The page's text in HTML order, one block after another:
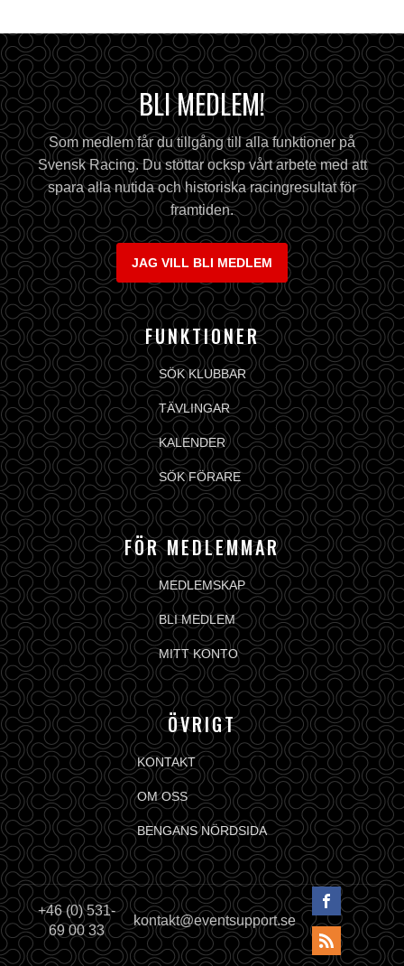
BLI MEDLEM!
Som medlem får du tillgång till alla funktioner på
Svensk Racing. Du stöttar ocksp vårt arbete med att
spara alla nutida och historiska racingresultat för
framtiden.
JAG VILL BLI MEDLEM
FUNKTIONER
SÖK KLUBBAR
TÄVLINGAR
KALENDER
SÖK FÖRARE
FÖR MEDLEMMAR
MEDLEMSKAP
BLI MEDLEM
MITT KONTO
ÖVRIGT
KONTAKT
OM OSS
BENGANS NÖRDSIDA
+46 (0) 531-
69 00 33
kontakt@eventsupport.se